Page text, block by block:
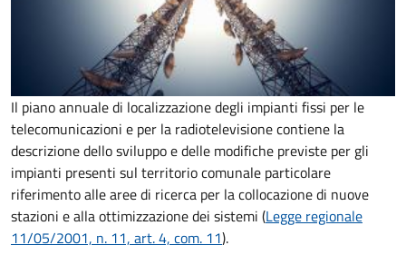
Il piano annuale di localizzazione degli impianti fissi per le
telecomunicazioni e per la radiotelevisione contiene la
descrizione dello sviluppo e delle modifiche previste per gli
impianti presenti sul territorio comunale particolare
riferimento alle aree di ricerca per la collocazione di nuove
stazioni e alla ottimizzazione dei sistemi (Legge regionale
11/05/2001, n. 11, art. 4, com. 11).